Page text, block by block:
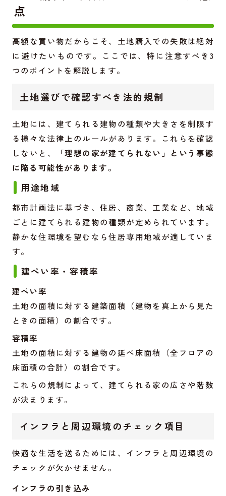
点
高額な買い物だからこそ、土地購入での失敗は絶対
に避けたいものです。ここでは、特に注意すべき3
つのポイントを解説します。
土地選びで確認すべき法的規制
土地には、建てられる建物の種類や大きさを制限す
る様々な法律上のルールがあります。これらを確認
しないと、
「理想の家が建てられない」という事態
に陥る可能性があります。
用途地域
都市計画法に基づき、住居、商業、工業など、地域
ごとに建てられる建物の種類が定められています。
静かな住環境を望むなら住居専用地域が適していま
す。
建ぺい率・容積率
建ぺい率
土地の面積に対する建築面積（建物を真上から見た
ときの面積）の割合です。
容積率
土地の面積に対する建物の延べ床面積（全フロアの
床面積の合計）の割合です。
これらの規制によって、建てられる家の広さや階数
が決まります。
インフラと周辺環境のチェック項目
快適な生活を送るためには、インフラと周辺環境の
チェックが欠かせません。
インフラの引き込み